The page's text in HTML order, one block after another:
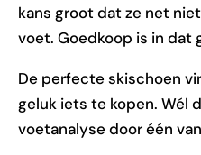
kans groot dat ze net
voet. Goedkoop is in dat
De perfecte skischoen
geluk iets te kopen. Wél
voetanalyse door één